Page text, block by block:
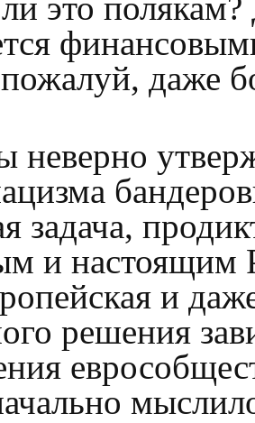
даже
неверно
задача,
и настоящим
и
решения